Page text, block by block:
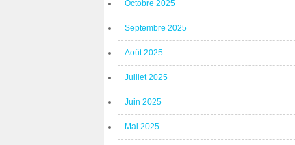
Octobre 2025
Septembre 2025
Août 2025
Juillet 2025
Juin 2025
Mai 2025